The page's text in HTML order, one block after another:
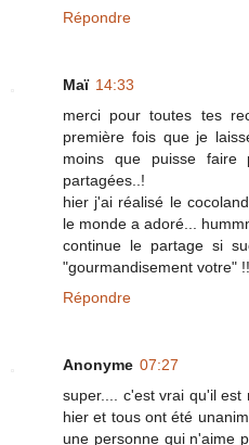
Répondre
Maï 14:33
merci pour toutes tes
première fois que je
moins que puisse faire
partagées..!
hier j'ai réalisé le
le monde a adoré...
continue le partage si
"gourmandisement votre" !!
Répondre
Anonyme 07:27
super.... c'est vrai qu'il est
hier et tous ont été
une personne qui n'aime